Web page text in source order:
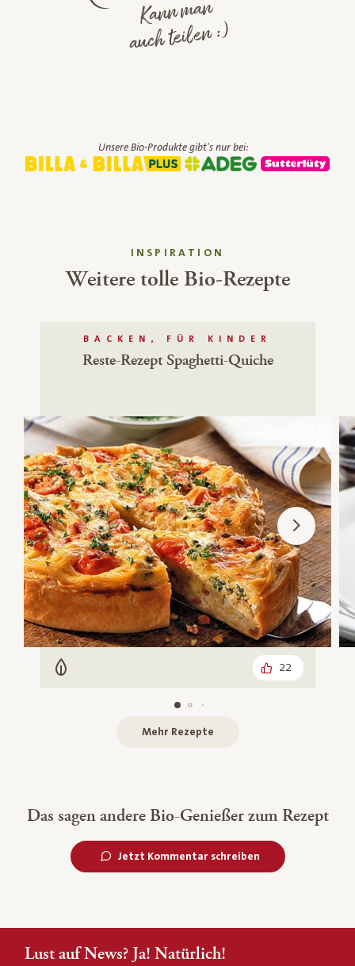
Kann man
auch teilen :)
Unsere Bio-Produkte gibt's nur bei:
INSPIRATION
Weitere tolle Bio-Rezepte
BACKEN, FÜR KINDER
Reste-Rezept Spaghetti-Quiche
Vegetarisch 22
Mehr Rezepte
Das sagen andere Bio-Genießer zum Rezept
Jetzt Kommentar schreiben
Lust auf News? Ja! Natürlich!